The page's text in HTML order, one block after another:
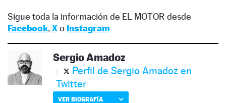
Sigue toda la información de EL MOTOR desde
Facebook, Xo Instagram
Sergio Amadoz
Perfil de Sergio Amadoz en
Twitter
VER BIOGRAFÍA